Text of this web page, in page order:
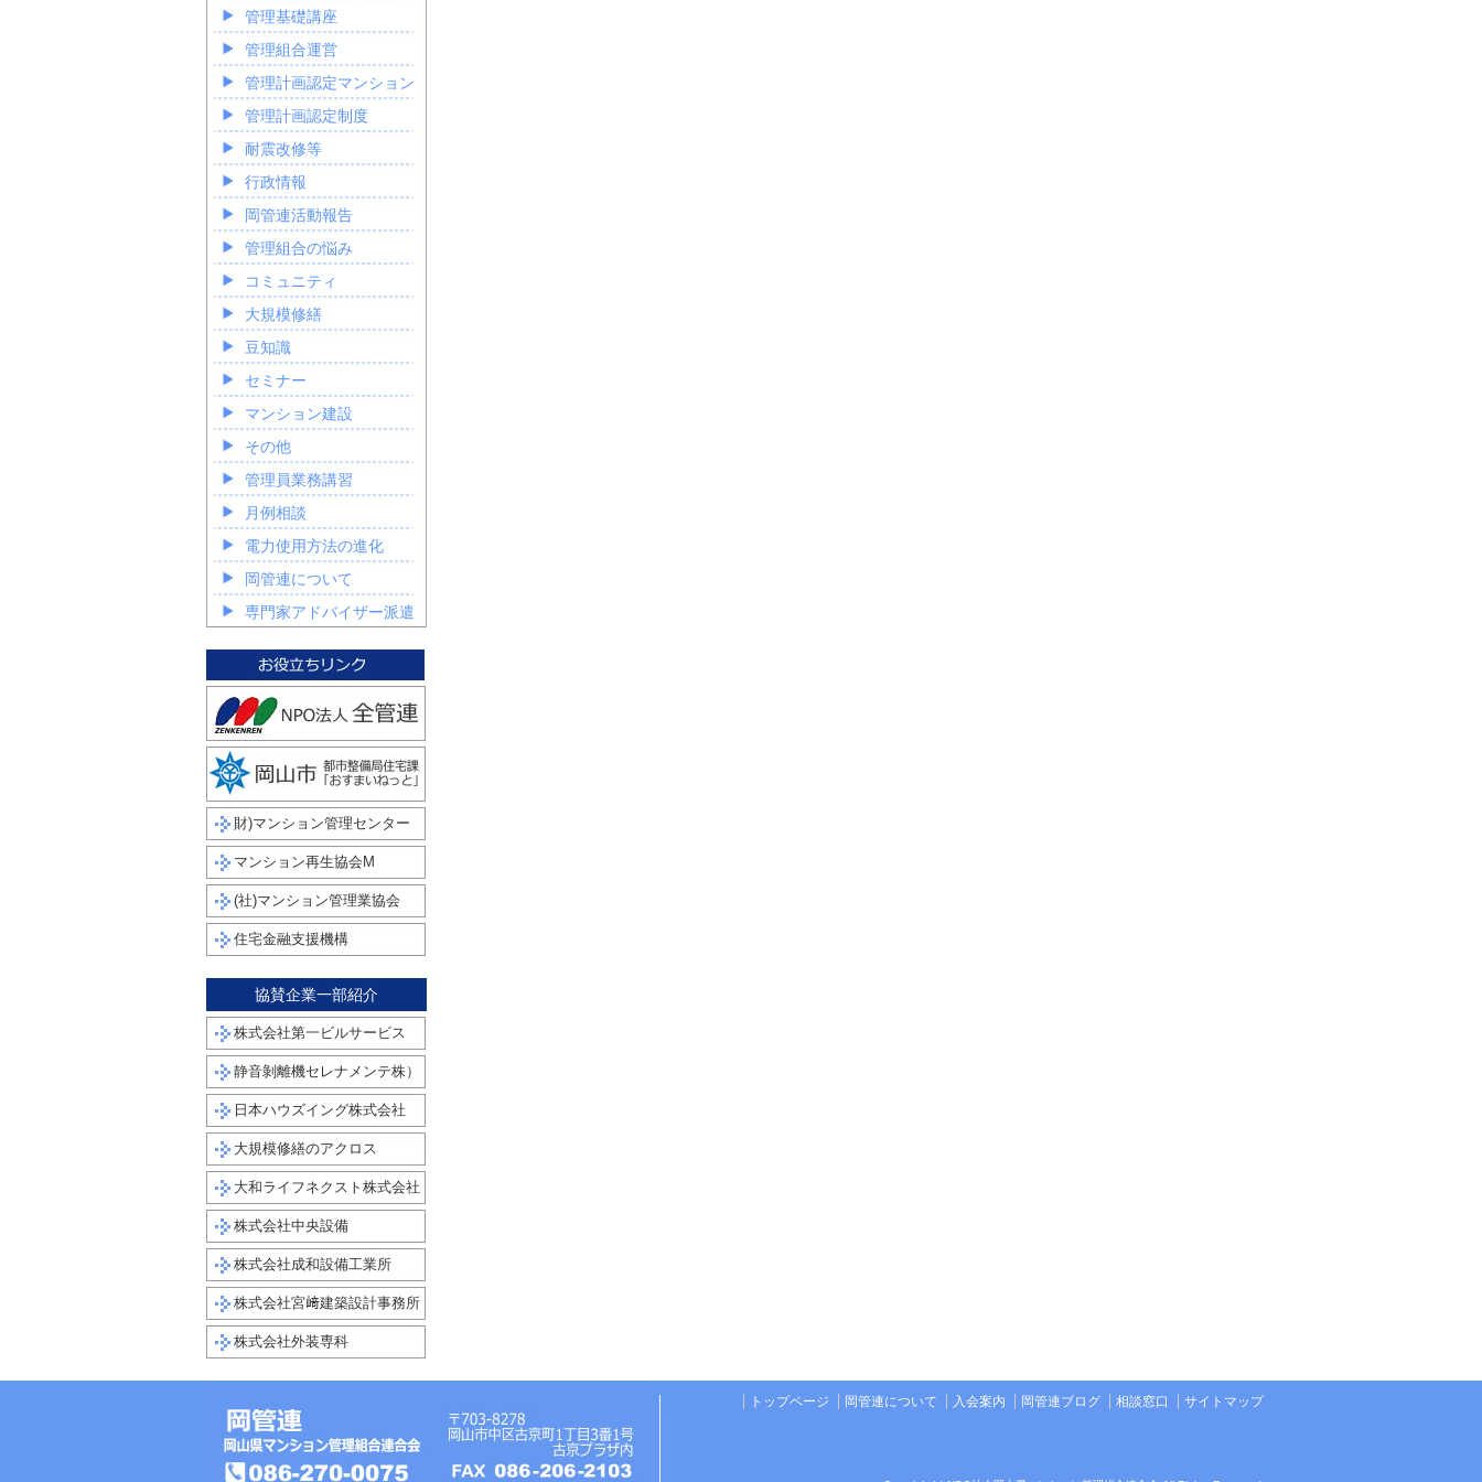
管理基礎講座
管理組合運営
管理計画認定マンション
管理計画認定制度
耐震改修等
行政情報
岡管連活動報告
管理組合の悩み
コミュニティ
大規模修繕
豆知識
セミナー
マンション建設
その他
管理員業務講習
月例相談
電力使用方法の進化
岡管連について
専門家アドバイザー派遣
財)マンション管理センター
マンション再生協会M
(社)マンション管理業協会
住宅金融支援機構
協賛企業一部紹介
株式会社第一ビルサービス
静音剝離機セレナメンテ株）
日本ハウズイング株式会社
大規模修繕のアクロス
大和ライフネクスト株式会社
株式会社中央設備
株式会社成和設備工業所
株式会社宮﨑建築設計事務所
株式会社外装専科
トップページ 岡管連について 入会案内 岡管連ブログ 相談窓口 サイトマップ